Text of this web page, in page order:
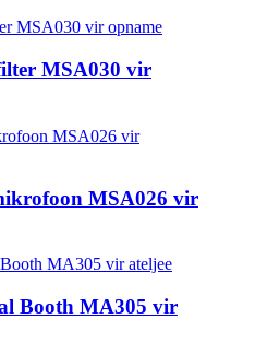
MSA030 vir
MSA026 vir
Booth MA305 vir